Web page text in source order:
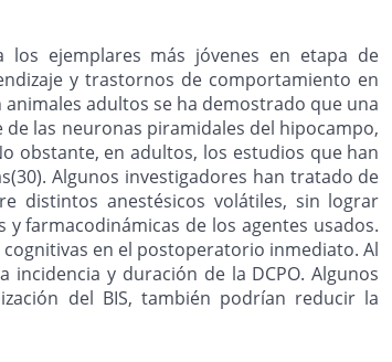
los ejemplares más jóvenes en etapa de
y trastornos de comportamiento en
adultos se ha demostrado que una
las neuronas piramidales del hipocampo,
obstante, en adultos, los estudios que han
Algunos investigadores han tratado de
distintos anestésicos volátiles, sin lograr
farmacodinámicas de los agentes usados.
en el postoperatorio inmediato. Al
y duración de la DCPO. Algunos
del BIS, también podrían reducir la